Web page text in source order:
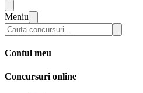
Meniu
Contul meu
Concursuri online